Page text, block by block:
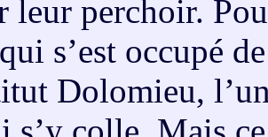
leur perchoir.
s’est occupé
Dolomieu,